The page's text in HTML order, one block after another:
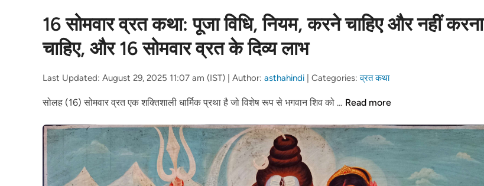
16 सोमवार व्रत कथा: पूजा विधि, नियम, करने चाहिए और नहीं करना
चाहिए, और 16 सोमवार व्रत के दिव्य लाभ
Last Updated: August 29, 2025 11:07 am (IST) | Author: asthahindi Categories:व्रत कथा
सोलह (16) सोमवार व्रत एक शक्तिशाली धार्मिक प्रथा है जो विशेष रूप से भगवान शिव को … 16
व्रत
कथा:
पूजा
विधि,
Read more